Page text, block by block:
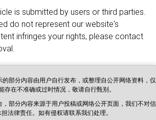
is submitted by users or third parties.
do not represent our website's
infringes your rights, please contact
的部分内容由用户自行发布，或整理自公开网络资料，仅
存在不准确或过时情况，敬请自行甄别。
部分内容来源于用户投稿或网络公开页面，我们不对信
法律责任。如有侵权请联系我们处理。